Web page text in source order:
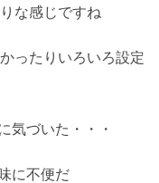
な感じですね
ったりいろいろ設定
気づいた・・・
に不便だ